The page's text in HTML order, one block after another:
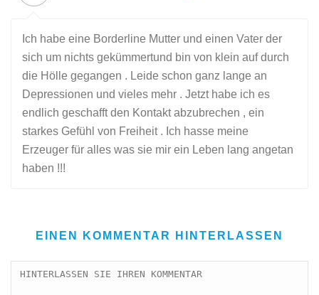
Ich habe eine Borderline Mutter und einen Vater der
sich um nichts gekümmertund bin von klein auf durch
die Hölle gegangen . Leide schon ganz lange an
Depressionen und vieles mehr . Jetzt habe ich es
endlich geschafft den Kontakt abzubrechen , ein
starkes Gefühl von Freiheit . Ich hasse meine
Erzeuger für alles was sie mir ein Leben lang angetan
haben !!!
EINEN KOMMENTAR HINTERLASSEN